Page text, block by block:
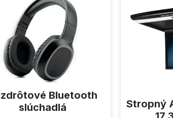
Bluetooth
slúchadlá
Stropný